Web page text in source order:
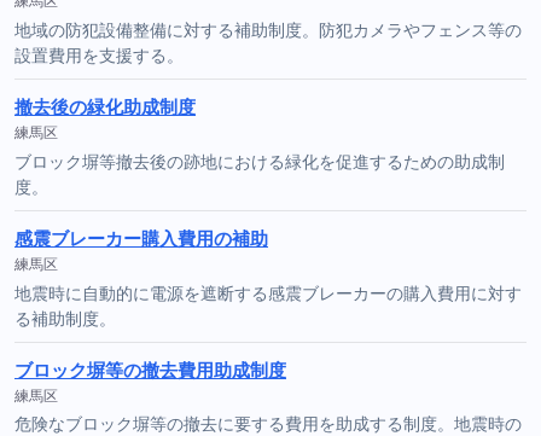
地域の防犯設備整備に対する補助制度。防犯カメラやフェンス等の
設置費用を支援する。
撤去後の緑化助成制度
練馬区
ブロック塀等撤去後の跡地における緑化を促進するための助成制
度。
感震ブレーカー購入費用の補助
練馬区
地震時に自動的に電源を遮断する感震ブレーカーの購入費用に対す
る補助制度。
ブロック塀等の撤去費用助成制度
練馬区
危険なブロック塀等の撤去に要する費用を助成する制度。地震時の